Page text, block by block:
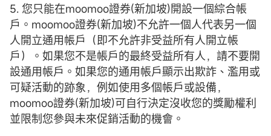
5. 您只能在moomoo證券(新加坡)開設一個綜合帳
戶。moomoo證券(新加坡)不允許一個人代表另一個
人開立通用帳戶（即不允許非受益所有人開立帳
戶）。如果您不是帳戶的最終受益所有人，請不要開
設通用帳戶。如果您的通用帳戶顯示出欺詐、濫用或
可疑活動的跡象，例如使用多個帳戶或設備，
moomoo證券(新加坡)可自行決定沒收您的獎勵權利
並限制您參與未來促銷活動的機會。